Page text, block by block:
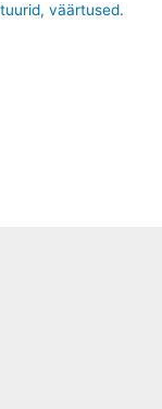
väärtused.